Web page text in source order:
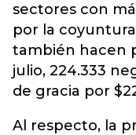
sectores con
por la
también hacen
julio, 224.333
de gracia por
Al respecto, la